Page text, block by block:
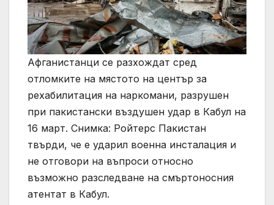
Афганистанци се разхождат сред
отломките на мястото на център за
рехабилитация на наркомани, разрушен
при пакистански въздушен удар в Кабул на
16 март. Снимка: Ройтерс Пакистан
твърди, че е ударил военна инсталация и
не отговори на въпроси относно
възможно разследване на смъртоносния
атентат в Кабул.